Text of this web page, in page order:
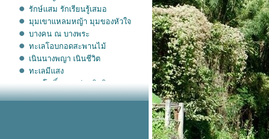
รักษ์แสม รักเรียนรู้เสมอ
มุมเขาแหลมหญ้า มุมของหัวใจ
บางคน ณ บางพระ
ทะเลโอบกอดสะพานไม้
เนินนางพญา เนินชีวิต
ทะเลมีแสง
ลานโพธิ์ ลานอร่อยติดดิน
เกาะกูด ณ เพื่อนเอ